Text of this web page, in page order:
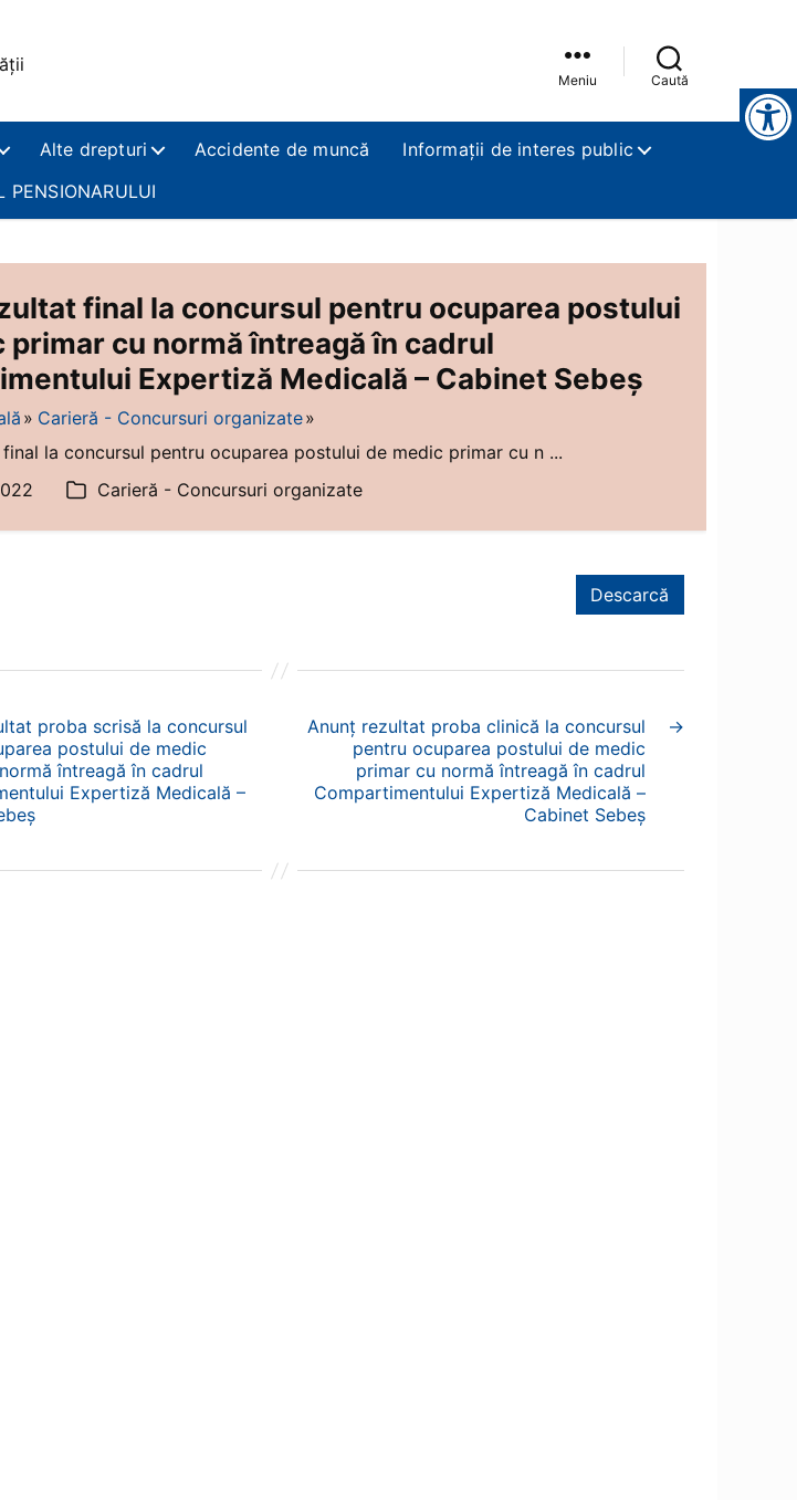
Meniu Caută
Alte drepturi Accidente de muncă
Informații de interes public
PENSIONARULUI
Instrumente pentru accesibilitate
final la concursul pentru ocuparea postului
primar cu normă întreagă în cadrul
Expertiză Medicală – Cabinet Sebeș
Carieră - Concursuri organizate
la concursul pentru ocuparea postului de medic primar cu n ...
Categorii
Carieră - Concursuri organizate
Descarcă
proba scrisă la concursul
postului de medic
întreagă în cadrul
Expertiză Medicală –
→
Anunț rezultat proba clinică la concursul
pentru ocuparea postului de medic
primar cu normă întreagă în cadrul
Compartimentului Expertiză Medicală –
Cabinet Sebeș